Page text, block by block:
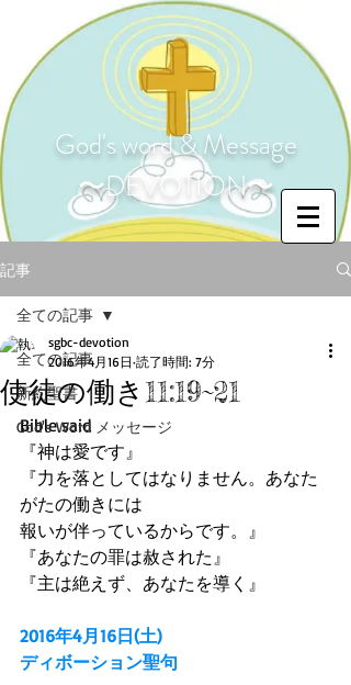
God's word & Message
〜DEVOTION〜
記事
全ての記事
新約聖書
God's Word メッセージ
全ての記事
使徒の働き11:19~21
sgbc-devotion
2016年4月16日 読了時間: 7分
Bible said
『神は愛です』
『力を落としてはなりません。あなた
がたの働きには
報いが伴っているからです。』
『あなたの罪は赦された』
『主は絶えず、あなたを導く』
2016年4月16日(土)
ディボーション聖句